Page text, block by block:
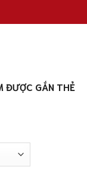
ĐƯỢC GẮN THẺ